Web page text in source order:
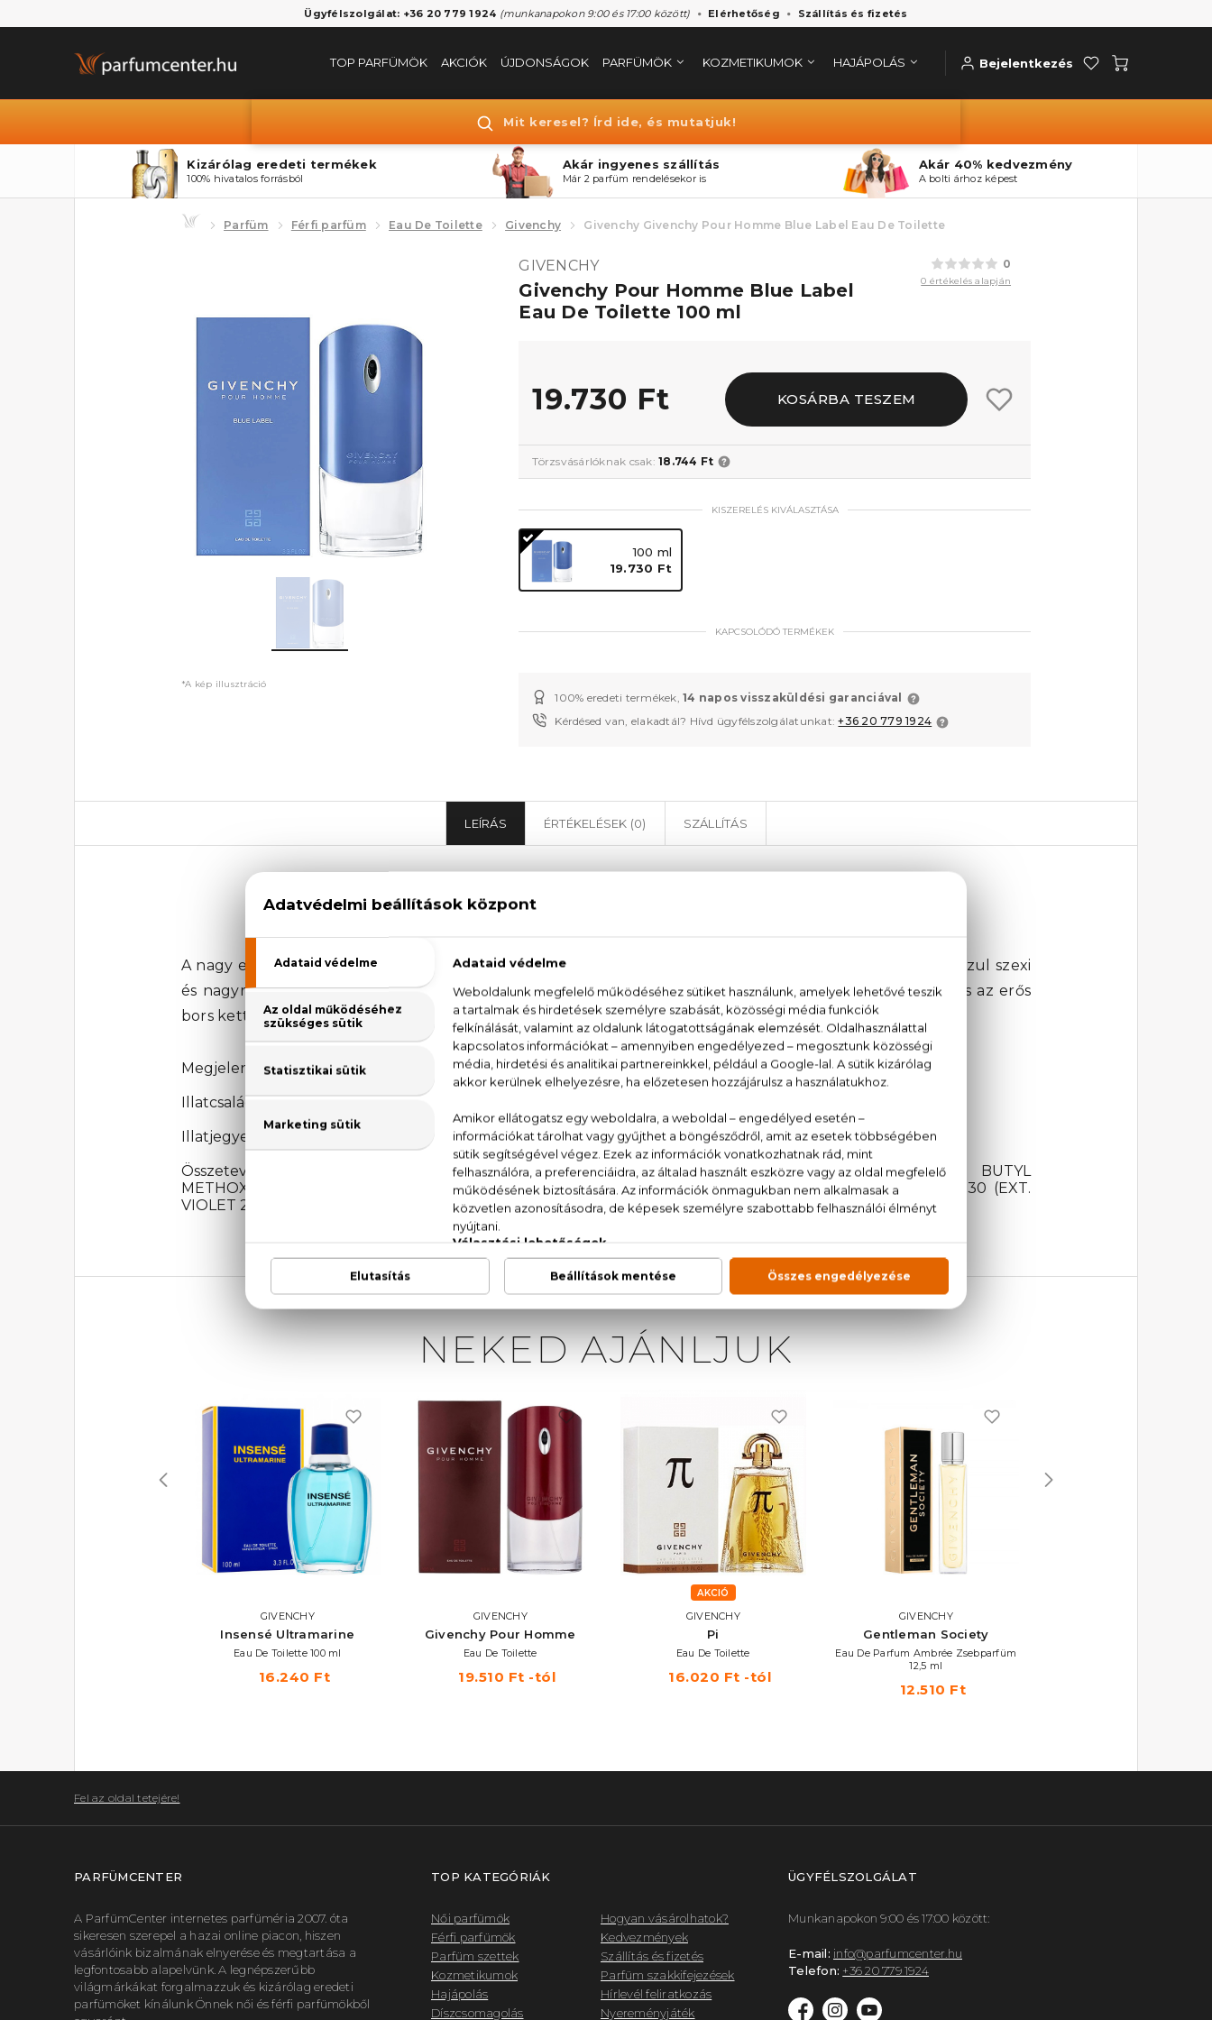
Ügyfélszolgálat: +36 20 779 1924 (munkanapokon 9:00 és 17:00 között) Elérhetőség Szállítás és fizetés
TOP PARFÜMÖK AKCIÓK ÚJDONSÁGOK PARFÜMÖK KOZMETIKUMOK HAJÁPOLÁS Bejelentkezés
Mit keresel? Írd ide, és mutatjuk!
Kizárólag eredeti termékek
100% hivatalos forrásból
Akár ingyenes szállítás
Már 2 parfüm rendelésekor is
Akár 40% kedvezmény
A bolti árhoz képest
Parfüm Férfi parfüm Eau De Toilette Givenchy Givenchy Givenchy Pour Homme Blue Label Eau De Toilette
*A kép illusztráció
0
0 értékelés alapján
GIVENCHY
Givenchy Pour Homme Blue Label
Eau De Toilette 100 ml
19.730 Ft KOSÁRBA TESZEM
Törzsvásárlóknak csak:18.744 Ft
KISZERELÉS KIVÁLASZTÁSA
100 ml
19.730 Ft
KAPCSOLÓDÓ TERMÉKEK
100% eredeti termékek,14 napos visszaküldési garanciával
Kérdésed van, elakadtál? Hívd ügyfélszolgálatunkat:+36 20 779 1924
LEÍRÁS ÉRTÉKELÉSEK (0) SZÁLLÍTÁS
Givenchy Givenchy Pour Homme Blue Label Eau De Toilette
A nagy előd, aGivenchy Pour Hommejátékos, lázadó utódja a
. Pimaszul szexi
és nagyravágyóparfüm, mint a maga útját járó férfiak. APour Homme Blue Labela lágy levendula és az erős
bors kettőségével játszik, míg a fás alapok markáns férfias jegye tartósságot biztosít.
Megjelenési év: 2004
Illatcsalád: Aromás-aquás
Illatjegyek: Mandarin, grapefruit, bors, cédrus
Összetevők: ALCOHOL, PARFUM (FRAGRANCE), AQUA (WATER), LIMONENE, LINALOOL, BUTYL
METHOXYDIBENZOYLMETHANE, ALPHAISOMETHYL IONONE, CITRAL, GERANIOL, CITRONELLOL, CI 60730 (EXT.
VIOLET 2)
NEKED AJÁNLJUK
GIVENCHY
Insensé Ultramarine
Eau De Toilette 100 ml
16.240 Ft
GIVENCHY
Givenchy Pour Homme
Eau De Toilette
19.510 Ft -tól
AKCIÓ
GIVENCHY
Pi
Eau De Toilette
16.020 Ft -tól
GIVENCHY
Gentleman Society
Eau De Parfum Ambrée Zsebparfüm
12,5 ml
12.510 Ft
Fel az oldal tetejére!
PARFÜMCENTER
A ParfümCenter internetes parfüméria 2007. óta
sikeresen szerepel a hazai online piacon, hiszen
vásárlóink bizalmának elnyerése és megtartása a
legfontosabb alapelvünk. A legnépszerűbb
világmárkákat forgalmazzuk és kizárólag eredeti
parfümöket kínálunk Önnek női és férfi parfümökből
TOP KATEGÓRIÁK
Női parfümök
Férfi parfümök
Parfüm szettek
Kozmetikumok
Hajápolás
Díszcsomagolás
Hogyan vásárolhatok?
Kedvezmények
Szállítás és fizetés
Parfüm szakkifejezések
Hírlevél feliratkozás
Nyereményjáték
ÜGYFÉLSZOLGÁLAT
Munkanapokon 9:00 és 17:00 között:
E-mail: info@parfumcenter.hu
Telefon: +36 20 779 1924